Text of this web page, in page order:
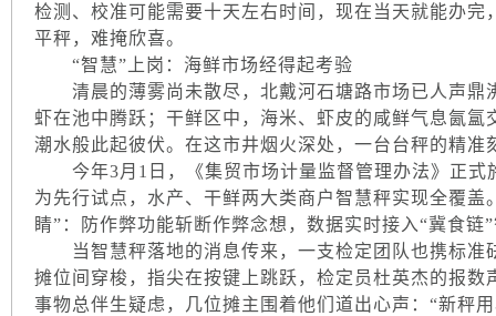
检测、校准可能需要十天左右时间，现在当天就能办
平秤，难掩欣喜。
“智慧”上岗：海鲜市场经得起考验
清晨的薄雾尚未散尽，北戴河石塘路市场已人声鼎
虾在池中腾跃；干鲜区中，海米、虾皮的咸鲜气息氤
潮水般此起彼伏。在这市井烟火深处，一台台秤的精
今年3月1日，《集贸市场计量监督管理办法》正式
为先行试点，水产、干鲜两大类商户智慧秤实现全覆
睛”：防作弊功能斩断作弊念想，数据实时接入“冀食
当智慧秤落地的消息传来，一支检定团队也携标准
摊位间穿梭，指尖在按键上跳跃，检定员杜英杰的报
事物总伴生疑虑，几位摊主围着他们道出心声：“新秤